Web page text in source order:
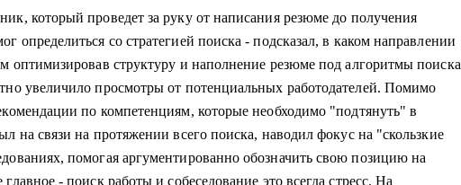
который проведет за руку от написания резюме до получения
определиться со стратегией поиска - подсказал, в каком направлении
оптимизировав структуру и наполнение резюме под алгоритмы поиска
увеличило просмотры от потенциальных работодателей. Помимо
по компетенциям, которые необходимо "подтянуть" в
на связи на протяжении всего поиска, наводил фокус на "скользкие
помогая аргументированно обозначить свою позицию на
- поиск работы и собеседование это всегда стресс. На